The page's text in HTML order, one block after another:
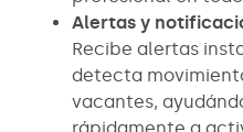
Alertas y
Recibe alertas
detecta
vacantes,